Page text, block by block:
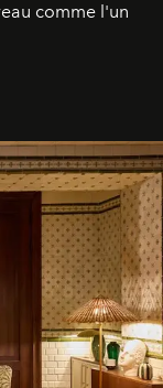
comme l'un